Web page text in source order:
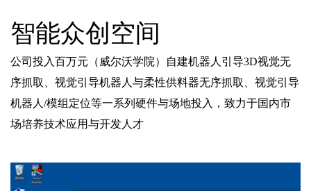
智能众创空间
公司投入百万元（威尔沃学院）自建机器人引导3D视觉无
序抓取、视觉引导机器人与柔性供料器无序抓取、视觉引导
机器人/模组定位等一系列硬件与场地投入，致力于国内市
场培养技术应用与开发人才